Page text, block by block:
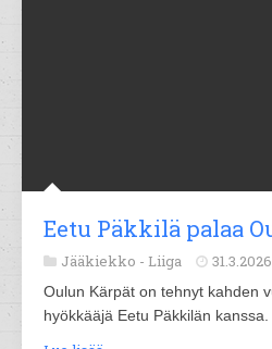
Eetu Päkkilä palaa
Jääkiekko - Liiga 31.3.2026
Oulun Kärpät on tehnyt kahden
hyökkääjä Eetu Päkkilän kanssa.